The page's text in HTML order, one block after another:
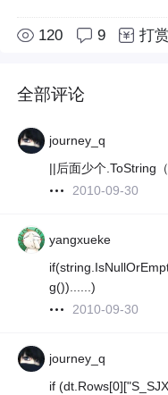
120 9 打赏
全部评论
journey_q
||后面少个.ToString（
2010-09-30
yangxueke
g())......)
2010-09-30
journey_q
if